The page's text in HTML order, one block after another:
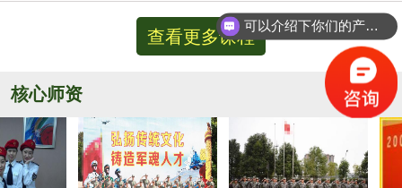
查看更多课程
核心师资 更多
你们是怎么收费的呢？